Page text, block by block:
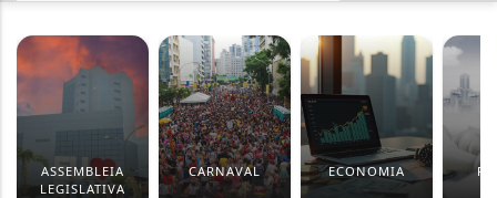
ASSEMBLEIA
LEGISLATIVA
CARNAVAL ECONOMIA